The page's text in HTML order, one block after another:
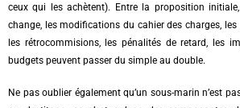
ceux qui les achètent). Entre la proposition
change, les modifications du cahier des charges, les
les rétrocommisions, les pénalités de retard, les
budgets peuvent passer du simple au double.
Ne pas oublier également qu’un sous-marin n’est